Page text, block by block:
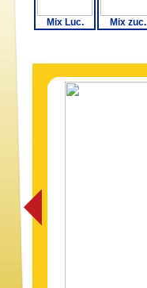
Mix Luc. Mix zuc.